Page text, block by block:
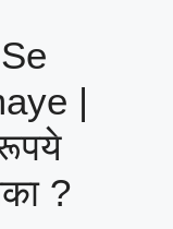
|
?